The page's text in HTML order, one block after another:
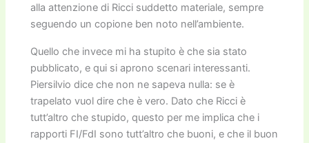
alla attenzione di Ricci suddetto materiale, sempre
seguendo un copione ben noto nell’ambiente.
Quello che invece mi ha stupito è che sia stato
pubblicato, e qui si aprono scenari interessanti.
Piersilvio dice che non ne sapeva nulla: se è
trapelato vuol dire che è vero. Dato che Ricci è
tutt’altro che stupido, questo per me implica che i
rapporti FI/FdI sono tutt’altro che buoni, e che il buon